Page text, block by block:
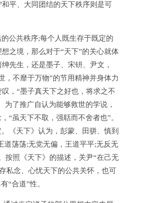
平、大同团结的天下秩序则是可
公共秩序;每个人既生存于既定的
之境，那么对于“天下”的关心就体
先生，还是墨子、宋钘、尹文，
，不靡于万物”的节用精神并身体力
，“墨子真天下之好也，将求之不
了推广自认为能够救世的学说，
“虽天下不取，强聒而不舍者也”。
《天下》认为，彭蒙、田骈、慎到
道荡荡;无党无偏，王道平平;无反无
按照《天下》的描述，关尹“在己无
私念、心忧天下的公共关怀，也可
“合道”性。